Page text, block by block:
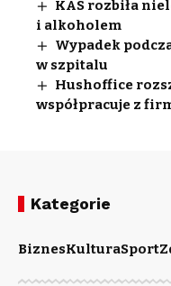
KAS rozbiła
i alkoholem
Wypadek
w szpitalu
Hushoffice
współpracuje z
Kategorie
BiznesKulturaSport